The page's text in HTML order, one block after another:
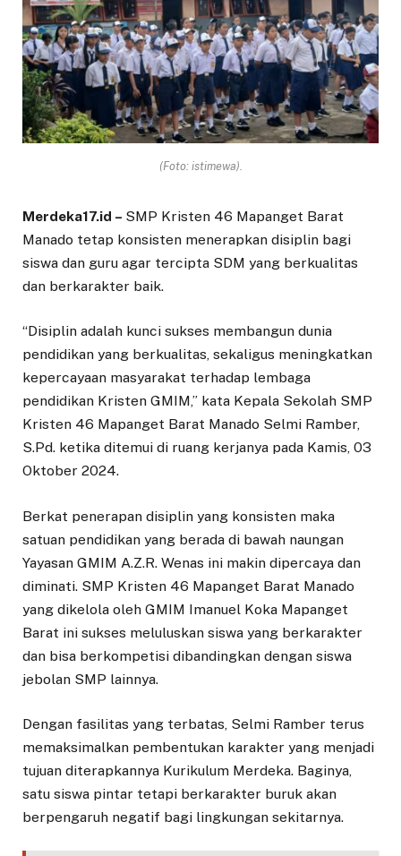
(Foto: istimewa).
Merdeka17.id – SMP Kristen 46 Mapanget Barat
Manado tetap konsisten menerapkan disiplin bagi
siswa dan guru agar tercipta SDM yang berkualitas
dan berkarakter baik.
“Disiplin adalah kunci sukses membangun dunia
pendidikan yang berkualitas, sekaligus meningkatkan
kepercayaan masyarakat terhadap lembaga
pendidikan Kristen GMIM,” kata Kepala Sekolah SMP
Kristen 46 Mapanget Barat Manado Selmi Ramber,
S.Pd. ketika ditemui di ruang kerjanya pada Kamis, 03
Oktober 2024.
Berkat penerapan disiplin yang konsisten maka
satuan pendidikan yang berada di bawah naungan
Yayasan GMIM A.Z.R. Wenas ini makin dipercaya dan
diminati. SMP Kristen 46 Mapanget Barat Manado
yang dikelola oleh GMIM Imanuel Koka Mapanget
Barat ini sukses meluluskan siswa yang berkarakter
dan bisa berkompetisi dibandingkan dengan siswa
jebolan SMP lainnya.
Dengan fasilitas yang terbatas, Selmi Ramber terus
memaksimalkan pembentukan karakter yang menjadi
tujuan diterapkannya Kurikulum Merdeka. Baginya,
satu siswa pintar tetapi berkarakter buruk akan
berpengaruh negatif bagi lingkungan sekitarnya.